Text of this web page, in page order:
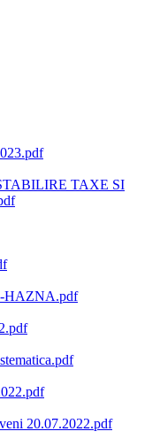
TAXE SI
HAZNA.pdf
20.07.2022.pdf